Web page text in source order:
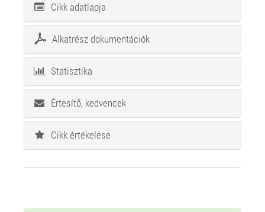
Cikk adatlapja
Alkatrész dokumentációk
Statisztika
Értesítő, kedvencek
Cikk értékelése